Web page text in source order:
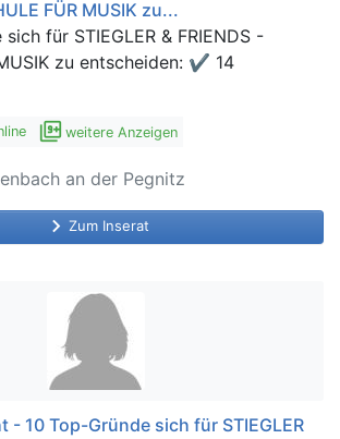
FÜR MUSIK zu...
für STIEGLER & FRIENDS -
zu entscheiden: ✔ 14
filter_9_plus weitere Anzeigen
an der Pegnitz
keyboard_arrow_right Zum Inserat
10 Top-Gründe sich für STIEGLER